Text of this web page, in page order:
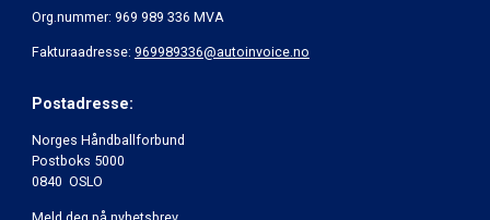
Org.nummer: 969 989 336 MVA
Fakturaadresse: 969989336@autoinvoice.no
Postadresse:
Norges Håndballforbund
Postboks 5000
0840 OSLO